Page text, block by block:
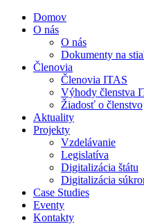
Domov
O nás
O nás
Dokumenty na
Členovia
Členovia ITAS
Výhody členstva
Žiadosť o členstvo
Aktuality
Projekty
Vzdelávanie
Legislatíva
Digitalizácia štátu
Digitalizácia
Case Studies
Eventy
Kontakty